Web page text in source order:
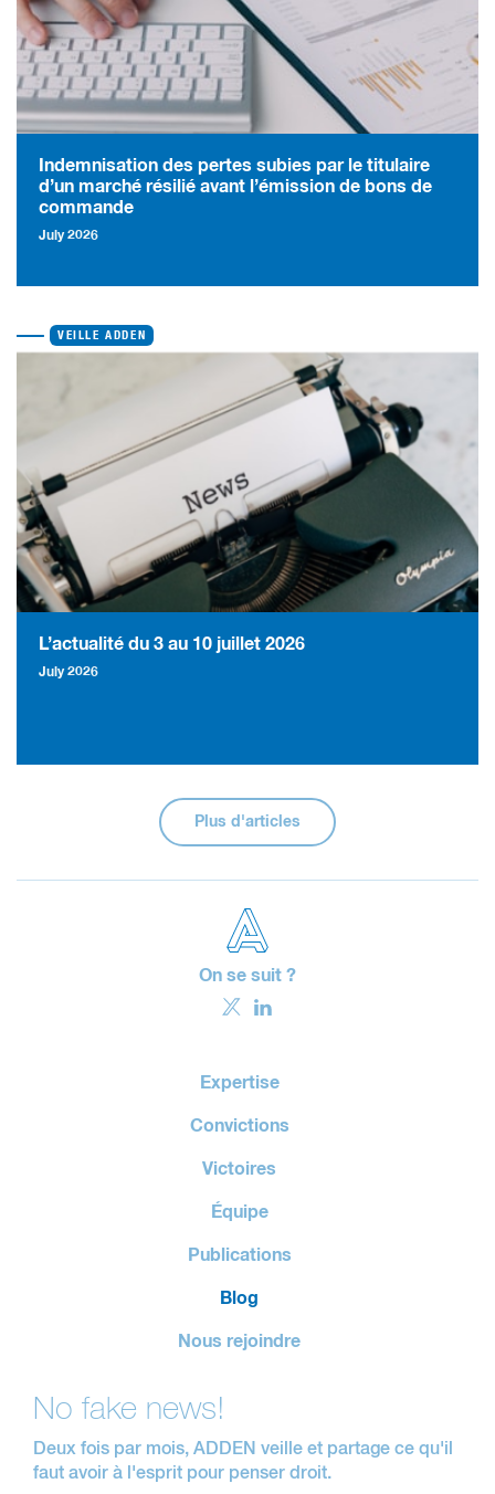
Indemnisation des pertes subies par le titulaire
d’un marché résilié avant l’émission de bons de
commande
July 2026
VEILLE ADDEN
L’actualité du 3 au 10 juillet 2026
July 2026
Plus d'articles
On se suit ?
Expertise
Convictions
Victoires
Équipe
Publications
Blog
Nous rejoindre
No fake news!
Deux fois par mois, ADDEN veille et partage ce qu'il
faut avoir à l'esprit pour penser droit.